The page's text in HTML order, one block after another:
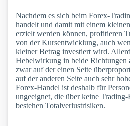
Nachdem es sich beim Forex-
handelt und damit mit einem
erzielt werden können, profitieren
von der Kursentwicklung, auch
kleiner Betrag investiert wird.
Hebelwirkung in beide Richtungen
zwar auf der einen Seite
auf der anderen Seite auch sehr
Forex-Handel ist deshalb für
ungeeignet, die über keine
bestehen Totalverlustrisiken.